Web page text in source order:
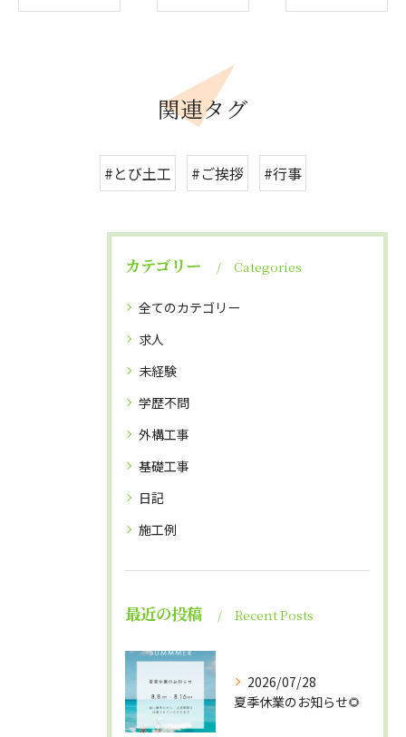
関連タグ
#とび土工 #ご挨拶 #行事
カテゴリー Categories
全てのカテゴリー
求人
未経験
学歴不問
外構工事
基礎工事
日記
施工例
最近の投稿 Recent Posts
2026/07/28
夏季休業のお知らせ🌻